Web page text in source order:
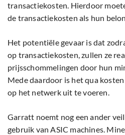
transactiekosten. Hierdoor
de transactiekosten als hun
Het potentiële gevaar is dat
op transactiekosten, zullen ze
prijsschommelingen door hun
Mede daardoor is het qua
op het netwerk uit te voeren.
Garratt noemt nog een ander
gebruik van ASIC machines.